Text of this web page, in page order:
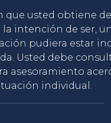
que usted obtiene
la intención de ser,
pudiera estar
Usted debe
asesoramiento
individual.